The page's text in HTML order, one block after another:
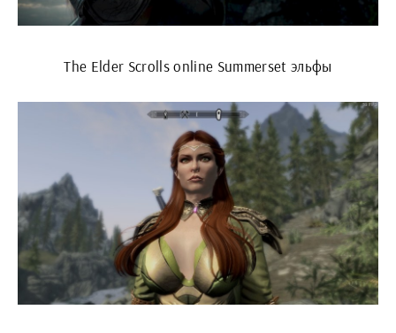
The Elder Scrolls online Summerset эльфы